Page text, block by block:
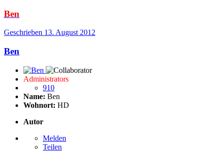
Ben
Geschrieben 13. August 2012
Ben
Administrators
910
Name: Ben
Wohnort: HD
Autor
Melden
Teilen